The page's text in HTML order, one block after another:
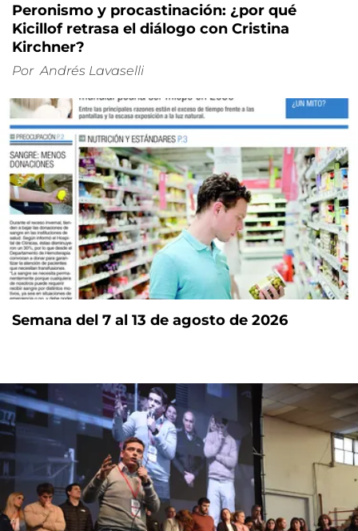
Peronismo y procastinación: ¿por qué
Kicillof retrasa el diálogo con Cristina
Kirchner?
Por Andrés Lavaselli
Semana del 7 al 13 de agosto de 2026